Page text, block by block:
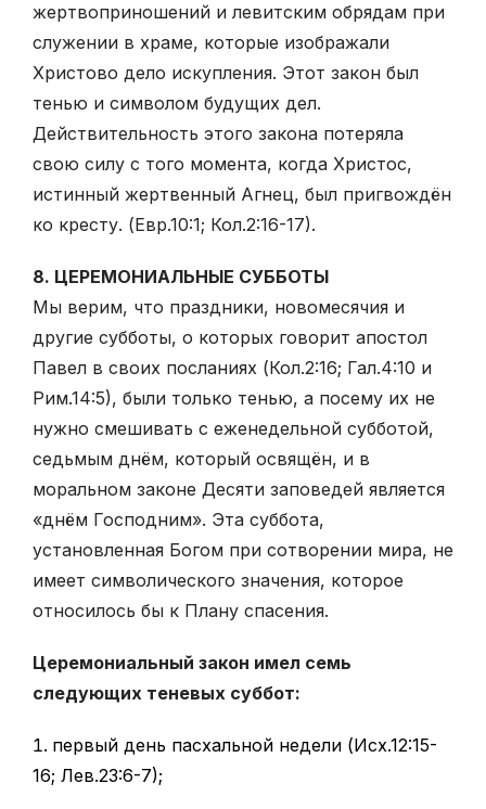
жертвоприношений и левитским обрядам при
служении в храме, которые изображали
Христово дело искупления. Этот закон был
тенью и символом будущих дел.
Действительность этого закона потеряла
свою силу с того момента, когда Христос,
истинный жертвенный Агнец, был пригвождён
ко кресту. (Евр.10:1; Кол.2:16-17).
8. ЦЕРЕМОНИАЛЬНЫЕ СУББОТЫ
Мы верим, что праздники, новомесячия и
другие субботы, о которых говорит апостол
Павел в своих посланиях (Кол.2:16; Гал.4:10 и
Рим.14:5), были только тенью, а посему их не
нужно смешивать с еженедельной субботой,
седьмым днём, который освящён, и в
моральном законе Десяти заповедей является
«днём Господним». Эта суббота,
установленная Богом при сотворении мира, не
имеет символического значения, которое
относилось бы к Плану спасения.
Церемониальный закон имел семь
следующих теневых суббот:
первый день пасхальной недели (Исх.12:15-
16; Лев.23:6-7);